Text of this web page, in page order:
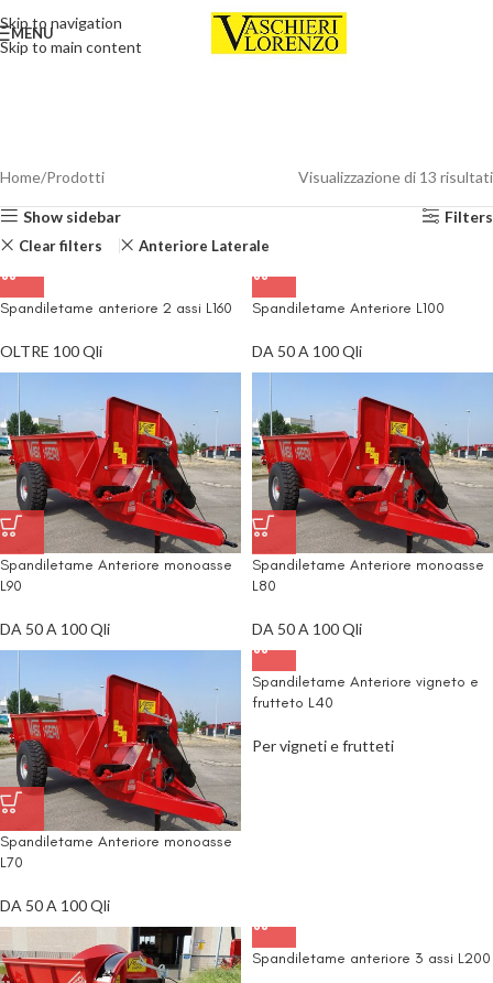
Skip to navigation
Skip to main content
MENU
Home Prodotti Visualizzazione di 13 risultati
Show sidebar Filters
Clear filters Anteriore Laterale
Spandiletame anteriore 2 assi L160
OLTRE 100 Qli
Spandiletame Anteriore L100
DA 50 A 100 Qli
Spandiletame Anteriore monoasse
L90
DA 50 A 100 Qli
Spandiletame Anteriore monoasse
L80
DA 50 A 100 Qli
Spandiletame Anteriore monoasse
L70
DA 50 A 100 Qli
Spandiletame Anteriore vigneto e
frutteto L40
Per vigneti e frutteti
Spandiletame anteriore 3 assi L200